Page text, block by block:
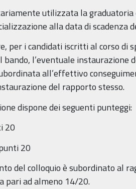
utilizzata la graduatoria
alla data di scadenza
per i candidati iscritti al corso di
bando, l’eventuale instaurazione
all’effettivo
del rapporto stesso.
dispone dei seguenti punteggi:
20
20
del colloquio è subordinato al
pari ad almeno 14/20.